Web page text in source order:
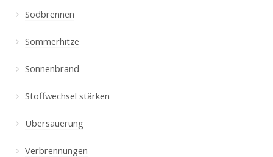
Sodbrennen
Sommerhitze
Sonnenbrand
Stoffwechsel stärken
Übersäuerung
Verbrennungen